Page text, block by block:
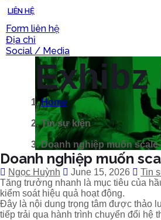
LIÊN HỆ
Form liên hệ
Địa chỉ
Social / Media
Exhibz
Home
/
Tin sự kiện
/
Doanh nghiệp muốn
Doanh nghiệp muốn
Ngọc Huỳnh June 15, 2026
Tin
Tăng trưởng nhanh là mục tiêu của
kiểm soát hiệu quả hoạt động.
Đây là nội dung trọng tâm được thảo
tiếp trải qua hành trình chuyển đổi hệ